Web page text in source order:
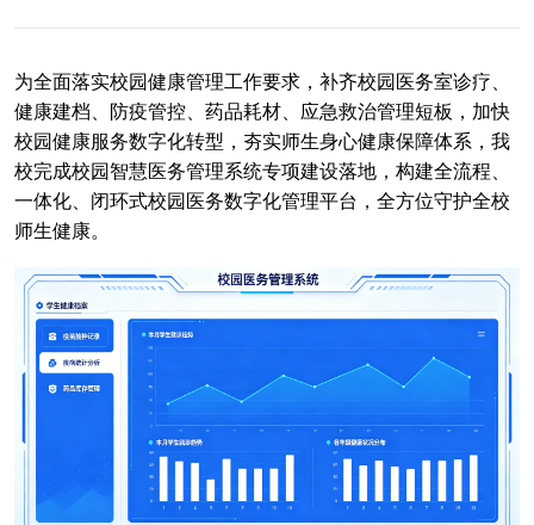
为全面落实校园健康管理工作要求，补齐校园医务室诊疗、
健康建档、防疫管控、药品耗材、应急救治管理短板，加快
校园健康服务数字化转型，夯实师生身心健康保障体系，我
校完成校园智慧医务管理系统专项建设落地，构建全流程、
一体化、闭环式校园医务数字化管理平台，全方位守护全校
师生健康。